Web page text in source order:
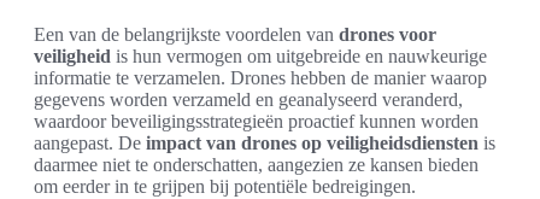
Een van de belangrijkste voordelen van drones voor
veiligheid is hun vermogen om uitgebreide en nauwkeurige
informatie te verzamelen. Drones hebben de manier waarop
gegevens worden verzameld en geanalyseerd veranderd,
waardoor beveiligingsstrategieën proactief kunnen worden
aangepast. De impact van drones op veiligheidsdiensten is
daarmee niet te onderschatten, aangezien ze kansen bieden
om eerder in te grijpen bij potentiële bedreigingen.